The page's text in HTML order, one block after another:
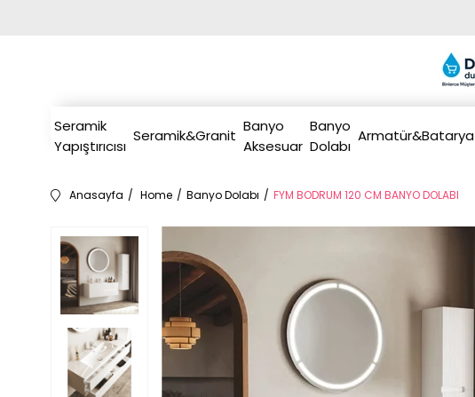
Seramik
Yapıştırıcısı
Seramik&Granit
Banyo
Aksesuar
Banyo
Dolabı
Armatür&Batarya
Anasayfa Home Banyo Dolabı FYM BODRUM 120 CM BANYO DOLABI